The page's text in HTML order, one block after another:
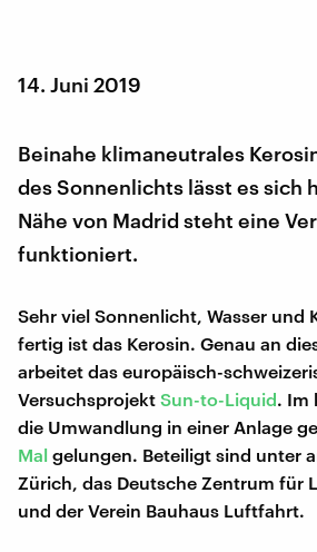
14. Juni 2019
Beinahe klimaneutrales
des Sonnenlichts lässt es sich
Nähe von Madrid steht eine
funktioniert.
Sehr viel Sonnenlicht, Wasser und
fertig ist das Kerosin. Genau an
arbeitet das europäisch-
Versuchsprojekt Sun-to-Liquid. Im
die Umwandlung in einer Anlage
Mal gelungen. Beteiligt sind unter
Zürich, das Deutsche Zentrum für
und der Verein Bauhaus Luftfahrt.